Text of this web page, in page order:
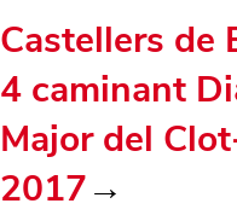
Castellers de
4 caminant
Major del
2017→